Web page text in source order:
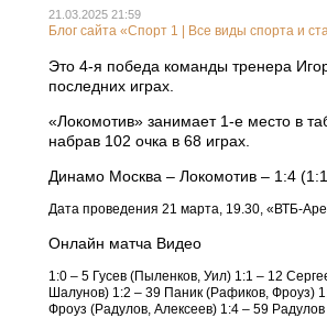
21.03.2025 21:59
Блог сайта «Спорт 1 | Все виды спорта и
Это 4-я победа команды тренера
последних играх.
«Локомотив» занимает 1-е место в
набрав 102 очка в 68 играх.
Динамо Москва – Локомотив – 1:4
Дата проведения 21 марта, 19.30, «ВТБ-
Онлайн матча Видео
1:0 – 5 Гусев (Пыленков, Уил) 1:1 – 12
Шалунов) 1:2 – 39 Паник (Рафиков, Фроуз)
Фроуз (Радулов, Алексеев) 1:4 – 59